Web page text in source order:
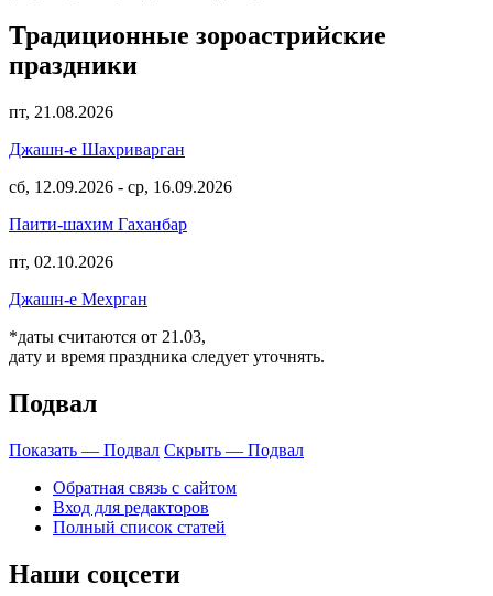
Традиционные зороастрийские
праздники
пт, 21.08.2026
Джашн-е Шахриварган
сб, 12.09.2026 - ср, 16.09.2026
Паити-шахим Гаханбар
пт, 02.10.2026
Джашн-е Мехрган
*даты считаются от 21.03,
дату и время праздника следует уточнять.
Подвал
Показать — Подвал Скрыть — Подвал
Обратная связь с сайтом
Вход для редакторов
Полный список статей
Наши соцсети